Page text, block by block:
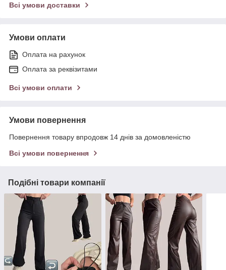
Всі умови доставки
Умови оплати
Оплата на рахунок
Оплата за реквізитами
Всі умови оплати
Умови повернення
Повернення товару впродовж 14 днів за домовленістю
Всі умови повернення
Подібні товари компанії